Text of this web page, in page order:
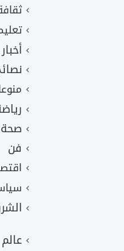
أخبار
صحة
فن
عالم